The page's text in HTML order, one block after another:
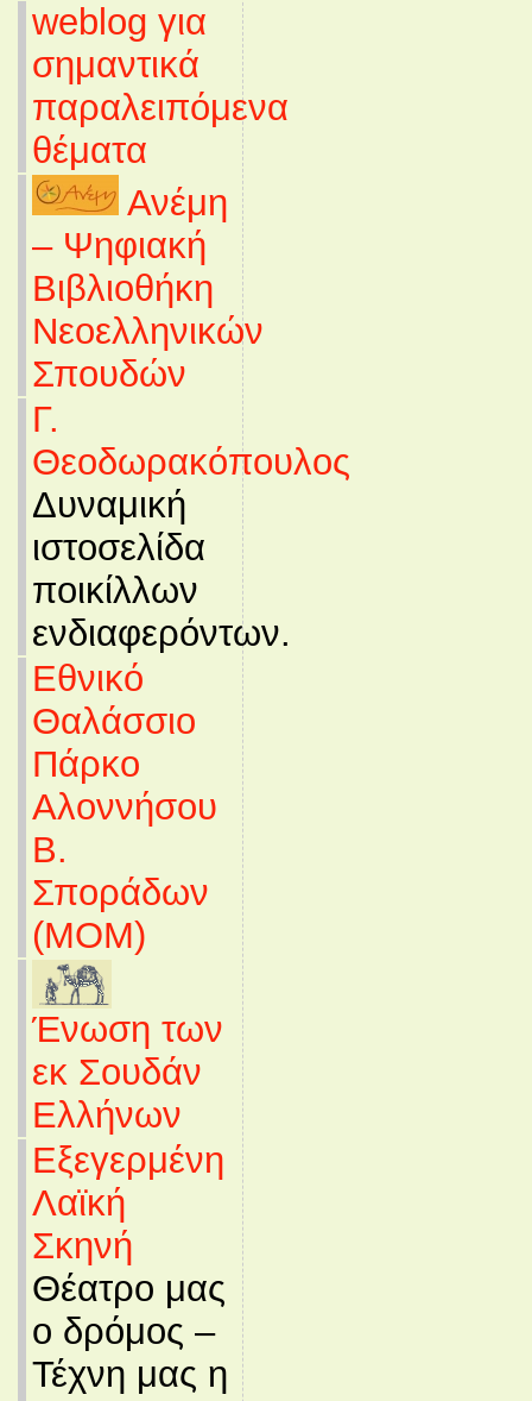
weblog για
σημαντικά
παραλειπόμενα
θέματα
Ανέμη
– Ψηφιακή
Βιβλιοθήκη
Νεοελληνικών
Σπουδών
Γ.
Θεοδωρακόπουλος
Δυναμική
ιστοσελίδα
ποικίλλων
ενδιαφερόντων.
Εθνικό
Θαλάσσιο
Πάρκο
Αλοννήσου
Β.
Σποράδων
(MOM)
Ένωση των
εκ Σουδάν
Ελλήνων
Εξεγερμένη
Λαϊκή
Σκηνή
Θέατρο μας
ο δρόμος –
Τέχνη μας η